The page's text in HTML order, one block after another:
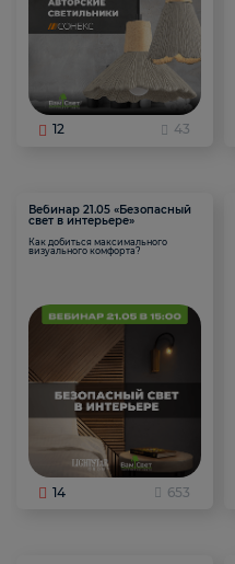
12 43
Вебинар 21.05 «Безопасный
свет в интерьере»
Как добиться максимального
визуального комфорта?
14 653